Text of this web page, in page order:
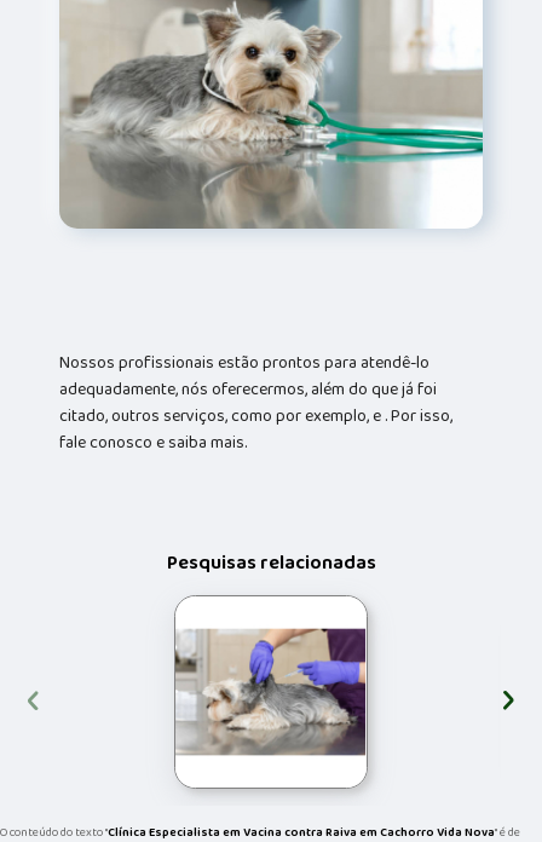
Nossos profissionais estão prontos para atendê-lo
adequadamente, nós oferecermos, além do que já foi
citado, outros serviços, como por exemplo, e . Por isso,
fale conosco e saiba mais.
Pesquisas relacionadas
‹ ›
O conteúdo do texto "Clínica Especialista em Vacina contra Raiva em Cachorro Vida Nova" é de